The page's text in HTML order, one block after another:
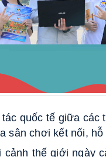
quốc tế giữa các
sân chơi kết nối,
cảnh thế giới ngày